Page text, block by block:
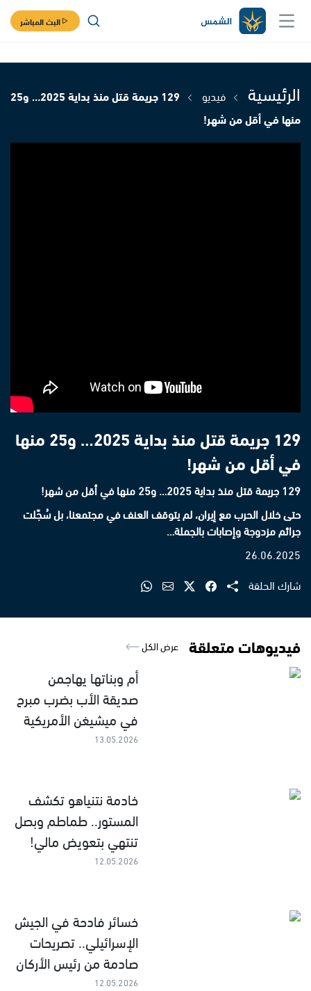
البث المباشر
الرئيسية فيديو
129 جريمة قتل منذ بداية 2025… و25
منها في أقل من شهر!
129 جريمة قتل منذ بداية 2025… و25 منها
في أقل من شهر!
129 جريمة قتل منذ بداية 2025… و25 منها في أقل من شهر!
حتى خلال الحرب مع إيران، لم يتوقف العنف في مجتمعنا، بل سُجّلت
جرائم مزدوجة وإصابات بالجملة…
26.06.2025
شارك الحلقة
فيديوهات متعلقة عرض الكل
أم وبناتها يهاجمن
صديقة الأب بضرب مبرح
في ميشيغن الأمريكية
13.05.2026
خادمة نتنياهو تكشف
المستور.. طماطم وبصل
تنتهي بتعويض مالي!
12.05.2026
خسائر فادحة في الجيش
الإسرائيلي.. تصريحات
صادمة من رئيس الأركان
12.05.2026